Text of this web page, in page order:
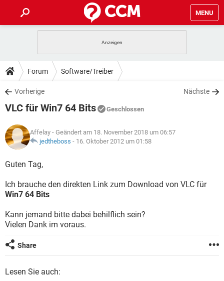
MENU
ANDROID IOS
WINDOWS 10
WHATSAPP TIKTOK
FACEBOOK
TIPPS & TRICKS
SPIELE
WHATSAPP TIKTOK
FACEBOOK
DOWNLOADS
SPIELE STREAMING
ANDROID
WINDOWS 10 INSTAGRAM
WHATSAPP
SPIELE STREAMING
ANDROID
WINDOWS 10
WHATSAPP TIKTOK
LEXIKON
SPIELE
WINDOWS 10
WHATSAPP TIKTOK
FACEBOOK
Forum Software/Treiber
Vorherige Nächste
VLC für Win7 64 Bits Geschlossen
Affelay - Geändert am 18. November 2018 um 06:57
jedtheboss - 16. Oktober 2012 um 01:58
Guten Tag,
Ich brauche den direkten Link zum Download von VLC für
Win7 64 Bits
Kann jemand bitte dabei behilflich sein?
Vielen Dank im voraus.
Share
Lesen Sie auch: